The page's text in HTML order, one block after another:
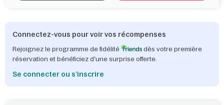
Connectez-vous pour voir vos récompenses
Rejoignez le programme de fidélité
dès votre première
réservation et bénéficiez d'une surprise offerte.
Se connecter ou s’inscrire